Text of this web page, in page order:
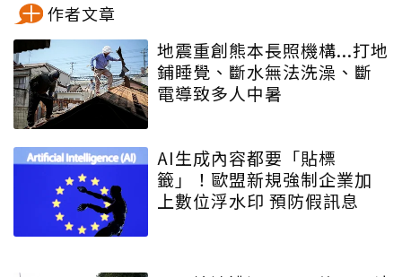
作者文章
地震重創熊本長照機構...打地
鋪睡覺、斷水無法洗澡、斷
電導致多人中暑
AI生成內容都要「貼標
籤」！歐盟新規強制企業加
上數位浮水印 預防假訊息